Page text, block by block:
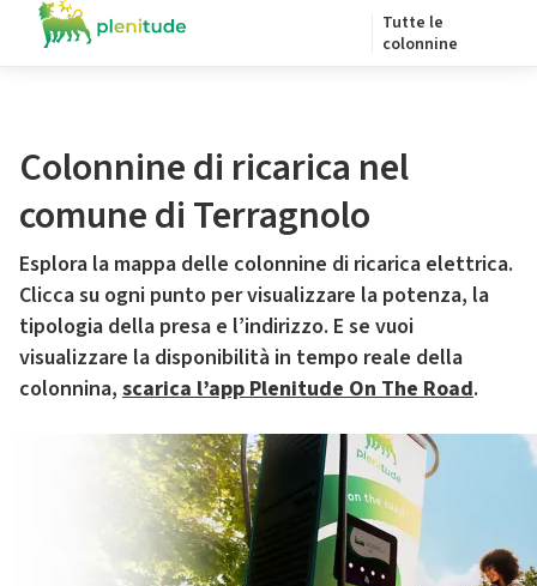
Tutte le
colonnine
Colonnine di ricarica nel
comune di Terragnolo
Esplora la mappa delle colonnine di ricarica elettrica.
Clicca su ogni punto per visualizzare la potenza, la
tipologia della presa e l’indirizzo. E se vuoi
visualizzare la disponibilità in tempo reale della
colonnina, scarica l’app Plenitude On The Road.